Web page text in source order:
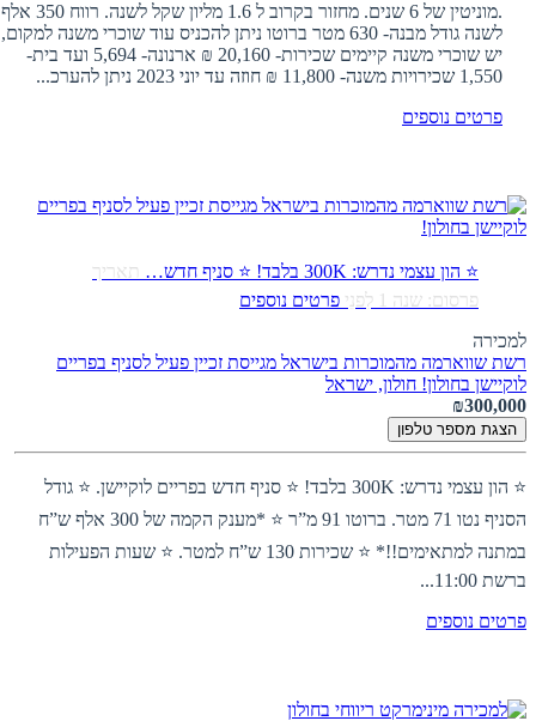
.מוניטין של 6 שנים. מחזור בקרוב ל 1.6 מליון שקל לשנה. רווח 350 אלף
לשנה גודל מבנה- 630 מטר ברוטו ניתן להכניס עוד שוכרי משנה למקום,
יש שוכרי משנה קיימים שכירות- 20,160 ₪ ארנונה- 5,694 ועד בית-
1,550 שכירויות משנה- 11,800 ₪ חוזה עד יוני 2023 ניתן להערכ...
פרטים נוספים
⭐ הון עצמי נדרש: 300K בלבד! ⭐ סניף חדש…
תאריך
פרסום: שנה 1 לִפנֵי
פרטים נוספים
למכירה
רשת שווארמה מהמוכרות בישראל מגייסת זכיין פעיל לסניף בפריים
לוקיישן בחולון! חולון, ישראל
₪300,000
הצגת מספר טלפון
⭐ הון עצמי נדרש: 300K בלבד! ⭐ סניף חדש בפריים לוקיישן. ⭐ גודל
הסניף נטו 71 מטר. ברוטו 91 מ”ר ⭐ *מענק הקמה של 300 אלף ש”ח
במתנה למתאימים!!* ⭐ שכירות 130 ש”ח למטר. ⭐ שעות הפעילות
ברשת 11:00...
פרטים נוספים